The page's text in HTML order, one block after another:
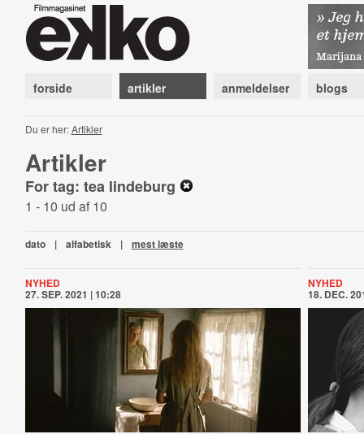
forside artikler anmeldelser blogs
Du er her:Artikler
Artikler
For tag: tea lindeburg
1 - 10 ud af 10
dato | alfabetisk | mest læste
NYHED
27. SEP. 2021 | 10:28
NYHED
18. DEC.